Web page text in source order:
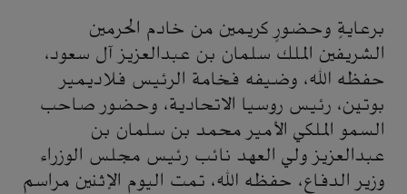
برعايةٍ وحضورٍ كريمين من خادم الحرمين
الشريفين الملك سلمان بن عبدالعزيز آل سعود،
حفظه الله، وضيفه فخامة الرئيس فلاديمير
بوتين، رئيس روسيا الاتحادية، وحضور صاحب
السمو الملكي الأمير محمد بن سلمان بن
عبدالعزيز ولي العهد نائب رئيس مجلس الوزراء
وزير الدفاع، حفظه الله، تمت اليوم الإثنين مراسم